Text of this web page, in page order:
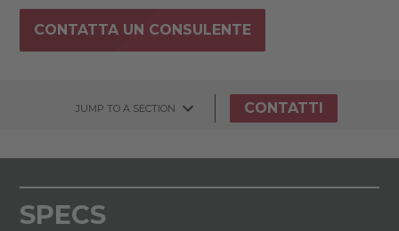
CONTATTA UN CONSULENTE
JUMP TO A SECTION CONTATTI
SPECS